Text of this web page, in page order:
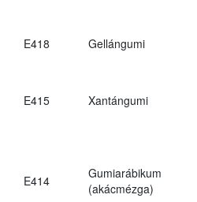
E418 Gellángumi
E415 Xantángumi
E414
Gumiarábikum
(akácmézga)